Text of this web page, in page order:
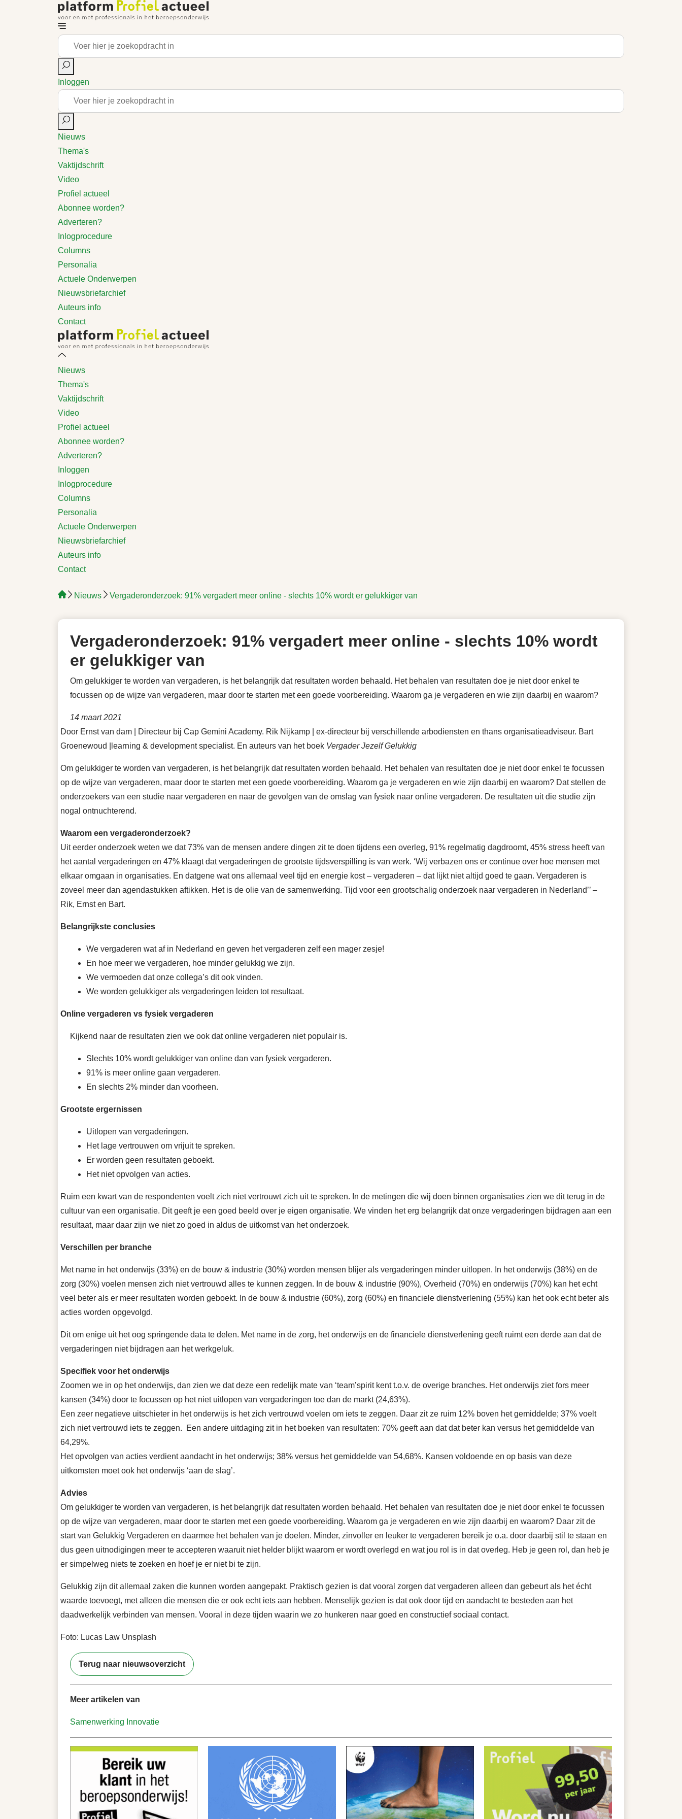
Inloggen
Nieuws
Thema's
Vaktijdschrift
Video
Profiel actueel
Abonnee worden?
Adverteren?
Inlogprocedure
Columns
Personalia
Actuele Onderwerpen
Nieuwsbriefarchief
Auteurs info
Contact
Nieuws
Thema's
Vaktijdschrift
Video
Profiel actueel
Abonnee worden?
Adverteren?
Inloggen
Inlogprocedure
Columns
Personalia
Actuele Onderwerpen
Nieuwsbriefarchief
Auteurs info
Contact
Nieuws Vergaderonderzoek: 91% vergadert meer online - slechts 10% wordt er gelukkiger van
Vergaderonderzoek: 91% vergadert meer online - slechts 10% wordt
er gelukkiger van
Om gelukkiger te worden van vergaderen, is het belangrijk dat resultaten worden behaald. Het behalen van resultaten doe je niet door enkel te
focussen op de wijze van vergaderen, maar door te starten met een goede voorbereiding. Waarom ga je vergaderen en wie zijn daarbij en waarom?
14 maart 2021
Door Ernst van dam | Directeur bij Cap Gemini Academy. Rik Nijkamp | ex-directeur bij verschillende arbodiensten en thans organisatieadviseur. Bart
Groenewoud |learning & development specialist. En auteurs van het boek Vergader Jezelf Gelukkig
Om gelukkiger te worden van vergaderen, is het belangrijk dat resultaten worden behaald. Het behalen van resultaten doe je niet door enkel te focussen
op de wijze van vergaderen, maar door te starten met een goede voorbereiding. Waarom ga je vergaderen en wie zijn daarbij en waarom? Dat stellen de
onderzoekers van een studie naar vergaderen en naar de gevolgen van de omslag van fysiek naar online vergaderen. De resultaten uit die studie zijn
nogal ontnuchterend.
Waarom een vergaderonderzoek?
Uit eerder onderzoek weten we dat 73% van de mensen andere dingen zit te doen tijdens een overleg, 91% regelmatig dagdroomt, 45% stress heeft van
het aantal vergaderingen en 47% klaagt dat vergaderingen de grootste tijdsverspilling is van werk. ‘Wij verbazen ons er continue over hoe mensen met
elkaar omgaan in organisaties. En datgene wat ons allemaal veel tijd en energie kost – vergaderen – dat lijkt niet altijd goed te gaan. Vergaderen is
zoveel meer dan agendastukken aftikken. Het is de olie van de samenwerking. Tijd voor een grootschalig onderzoek naar vergaderen in Nederland’’ –
Rik, Ernst en Bart.
Belangrijkste conclusies
We vergaderen wat af in Nederland en geven het vergaderen zelf een mager zesje!
En hoe meer we vergaderen, hoe minder gelukkig we zijn.
We vermoeden dat onze collega’s dit ook vinden.
We worden gelukkiger als vergaderingen leiden tot resultaat.
Online vergaderen vs fysiek vergaderen
Kijkend naar de resultaten zien we ook dat online vergaderen niet populair is.
Slechts 10% wordt gelukkiger van online dan van fysiek vergaderen.
91% is meer online gaan vergaderen.
En slechts 2% minder dan voorheen.
Grootste ergernissen
Uitlopen van vergaderingen.
Het lage vertrouwen om vrijuit te spreken.
Er worden geen resultaten geboekt.
Het niet opvolgen van acties.
Ruim een kwart van de respondenten voelt zich niet vertrouwt zich uit te spreken. In de metingen die wij doen binnen organisaties zien we dit terug in de
cultuur van een organisatie. Dit geeft je een goed beeld over je eigen organisatie. We vinden het erg belangrijk dat onze vergaderingen bijdragen aan een
resultaat, maar daar zijn we niet zo goed in aldus de uitkomst van het onderzoek.
Verschillen per branche
Met name in het onderwijs (33%) en de bouw & industrie (30%) worden mensen blijer als vergaderingen minder uitlopen. In het onderwijs (38%) en de
zorg (30%) voelen mensen zich niet vertrouwd alles te kunnen zeggen. In de bouw & industrie (90%), Overheid (70%) en onderwijs (70%) kan het echt
veel beter als er meer resultaten worden geboekt. In de bouw & industrie (60%), zorg (60%) en financiele dienstverlening (55%) kan het ook echt beter als
acties worden opgevolgd.
Dit om enige uit het oog springende data te delen. Met name in de zorg, het onderwijs en de financiele dienstverlening geeft ruimt een derde aan dat de
vergaderingen niet bijdragen aan het werkgeluk.
Specifiek voor het onderwijs
Zoomen we in op het onderwijs, dan zien we dat deze een redelijk mate van ‘team’spirit kent t.o.v. de overige branches. Het onderwijs ziet fors meer
kansen (34%) door te focussen op het niet uitlopen van vergaderingen toe dan de markt (24,63%).
Een zeer negatieve uitschieter in het onderwijs is het zich vertrouwd voelen om iets te zeggen. Daar zit ze ruim 12% boven het gemiddelde; 37% voelt
zich niet vertrouwd iets te zeggen. Een andere uitdaging zit in het boeken van resultaten: 70% geeft aan dat dat beter kan versus het gemiddelde van
64,29%.
Het opvolgen van acties verdient aandacht in het onderwijs; 38% versus het gemiddelde van 54,68%. Kansen voldoende en op basis van deze
uitkomsten moet ook het onderwijs ‘aan de slag’.
Advies
Om gelukkiger te worden van vergaderen, is het belangrijk dat resultaten worden behaald. Het behalen van resultaten doe je niet door enkel te focussen
op de wijze van vergaderen, maar door te starten met een goede voorbereiding. Waarom ga je vergaderen en wie zijn daarbij en waarom? Daar zit de
start van Gelukkig Vergaderen en daarmee het behalen van je doelen. Minder, zinvoller en leuker te vergaderen bereik je o.a. door daarbij stil te staan en
dus geen uitnodigingen meer te accepteren waaruit niet helder blijkt waarom er wordt overlegd en wat jou rol is in dat overleg. Heb je geen rol, dan heb je
er simpelweg niets te zoeken en hoef je er niet bi te zijn.
Gelukkig zijn dit allemaal zaken die kunnen worden aangepakt. Praktisch gezien is dat vooral zorgen dat vergaderen alleen dan gebeurt als het écht
waarde toevoegt, met alleen die mensen die er ook echt iets aan hebben. Menselijk gezien is dat ook door tijd en aandacht te besteden aan het
daadwerkelijk verbinden van mensen. Vooral in deze tijden waarin we zo hunkeren naar goed en constructief sociaal contact.
Foto: Lucas Law Unsplash
Terug naar nieuwsoverzicht
Meer artikelen van
Samenwerking Innovatie